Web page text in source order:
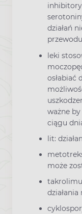
działań
leki
osłabiać
ważne
ciągu
lit:
może
działania